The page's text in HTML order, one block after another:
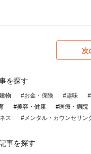
次
を探す
物 #お金・保険 #趣味
#美容・健康 #医療・病院
ス #メンタル・カウンセリン
事を探す